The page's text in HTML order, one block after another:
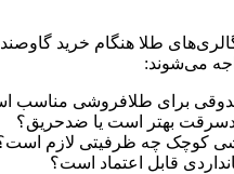
طلا هنگام خرید
می‌شوند:
برای طلافروشی مناسب
بهتر است یا ضدحریق؟
کوچک چه ظرفیتی لازم
قابل اعتماد است؟